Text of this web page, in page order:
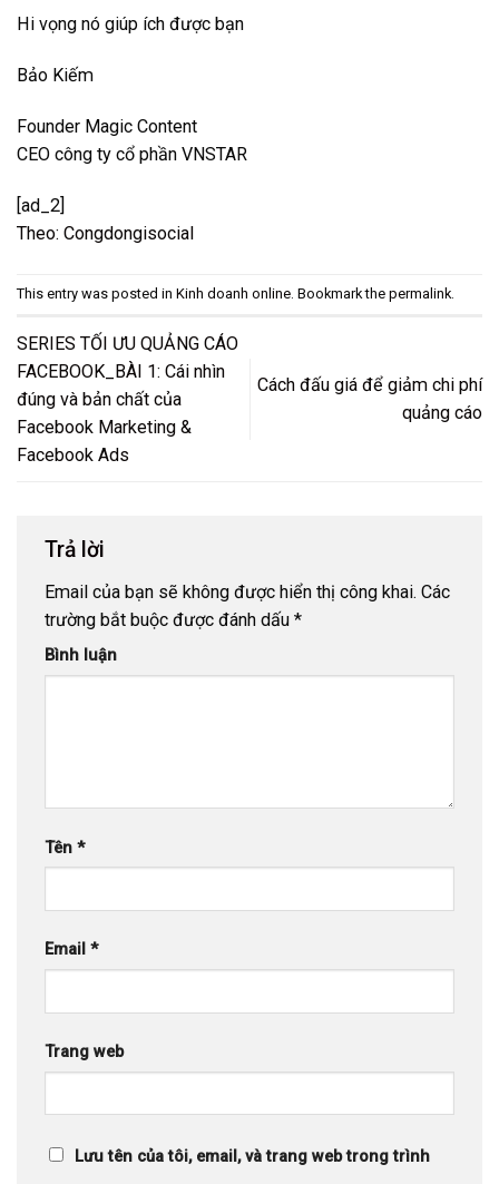
Hi vọng nó giúp ích được bạn
Bảo Kiếm
Founder Magic Content
CEO công ty cổ phần VNSTAR
[ad_2]
Theo: Congdongisocial
This entry was posted in Kinh doanh online . Bookmark the permalink
SERIES TỐI ƯU QUẢNG CÁO
FACEBOOK_BÀI 1: Cái nhìn
đúng và bản chất của
Facebook Marketing &
Facebook Ads
Cách đấu giá để giảm chi phí
quảng cáo
Trả lời
Email của bạn sẽ không được hiển thị công khai. Các
trường bắt buộc được đánh dấu *
Bình luận
Tên *
Email *
Trang web
Lưu tên của tôi, email, và trang web trong trình